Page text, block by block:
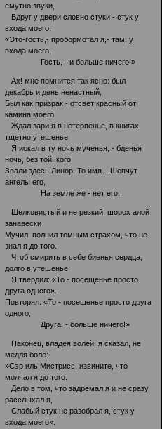
смутно звуки,
Вдруг у двери словно стуки - стук у
входа моего.
«Это-гость,- пробормотал я,- там, у
входа моего,
Гость, - и больше ничего!»
Ах! мне помнится так ясно: был
декабрь и день ненастный,
Был как призрак - отсвет красный от
камина моего.
Ждал зари я в нетерпенье, в книгах
тщетно утешенье
Я искал в ту ночь мученья, - бденья
ночь, без той, кого
Звали здесь Линор. То имя... Шепчут
ангелы его,
На земле же - нет его.
Шелковистый и не резкий, шорох алой
занавески
Мучил, полнил темным страхом, что не
знал я до того.
Чтоб смирить в себе биенья сердца,
долго в утешенье
Я твердил: «То - посещенье просто
друга одного».
Повторял: «То - посещенье просто друга
одного,
Друга, - больше ничего!»
Наконец, владея волей, я сказал, не
медля боле:
»Сэр иль Мистрисс, извините, что
молчал я до того.
Дело в том, что задремал я и не сразу
расслыхал я,
Слабый стук не разобрал я, стук у
входа моего».